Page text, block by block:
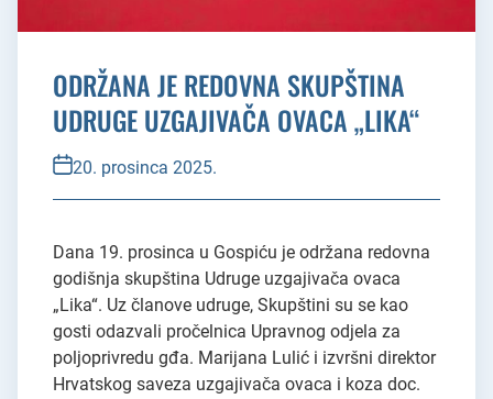
ODRŽANA JE REDOVNA SKUPŠTINA
UDRUGE UZGAJIVAČA OVACA „LIKA“
20. prosinca 2025.
Dana 19. prosinca u Gospiću je održana redovna
godišnja skupština Udruge uzgajivača ovaca
„Lika“. Uz članove udruge, Skupštini su se kao
gosti odazvali pročelnica Upravnog odjela za
poljoprivredu gđa. Marijana Lulić i izvršni direktor
Hrvatskog saveza uzgajivača ovaca i koza doc.